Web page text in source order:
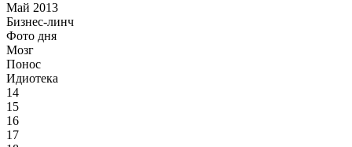
Май 2013
Бизнес-линч
Фото дня
Мозг
Понос
Идиотека
14
15
16
17